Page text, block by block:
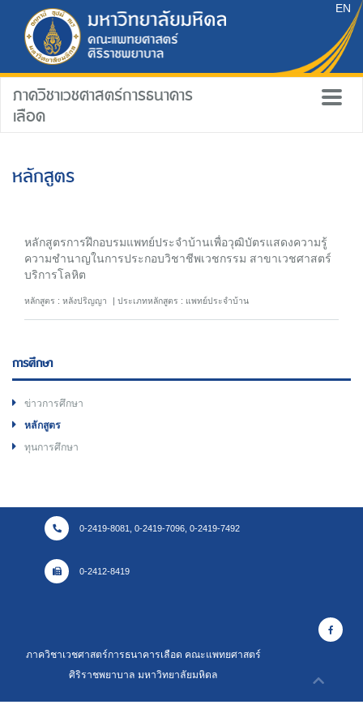
EN
ภาควิชาเวชศาสตร์การธนาคาร
เลือด
หลักสูตร
หลักสูตรการฝึกอบรมแพทย์ประจำบ้านเพื่อวุฒิบัตรแสดงความรู้
ความชำนาญในการประกอบวิชาชีพเวชกรรม สาขาเวชศาสตร์
บริการโลหิต
หลักสูตร : หลังปริญญา ประเภทหลักสูตร : แพทย์ประจำบ้าน
การศึกษา
ข่าวการศึกษา
หลักสูตร
ทุนการศึกษา
0-2419-8081, 0-2419-7096, 0-2419-7492
0-2412-8419
ภาควิชาเวชศาสตร์การธนาคารเลือด คณะแพทยศาสตร์
ศิริราชพยาบาล มหาวิทยาลัยมหิดล